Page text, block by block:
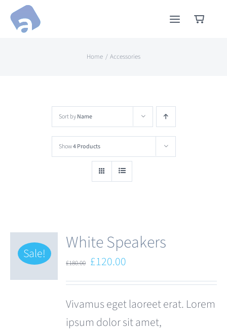
Skip
Home Accessories
Sort byName
Show4 Products
Sale! White Speakers
£180.00 Original
price
£180.00.
£120.00
price
is:
£120.00.
Vivamus eget laoreet erat. Lorem
ipsum dolor sit amet,